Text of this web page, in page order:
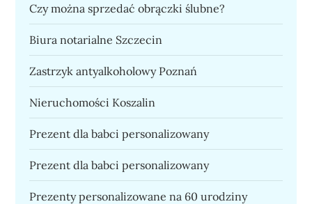
Czy można sprzedać obrączki ślubne?
Biura notarialne Szczecin
Zastrzyk antyalkoholowy Poznań
Nieruchomości Koszalin
Prezent dla babci personalizowany
Prezent dla babci personalizowany
Prezenty personalizowane na 60 urodziny